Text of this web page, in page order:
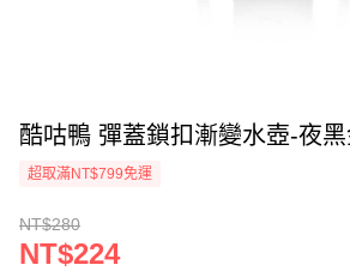
酷咕鴨 彈蓋鎖扣漸變水壺-夜黑
超取滿NT$799免運
NT$280
NT$224